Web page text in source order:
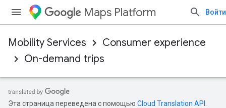
Maps Platform Войти
Mobility Services
Consumer experience
On-demand trips
Эта страница переведена с помощью Cloud Translation API